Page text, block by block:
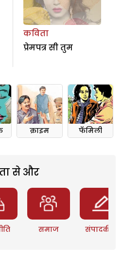
कविता
प्रेमपत्र सी तुम
क्राइम फॅमिली
से और
समाज संपादकीय